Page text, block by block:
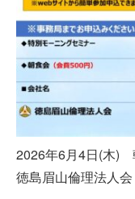
2026年6月4日(木)
徳島眉山倫理法人